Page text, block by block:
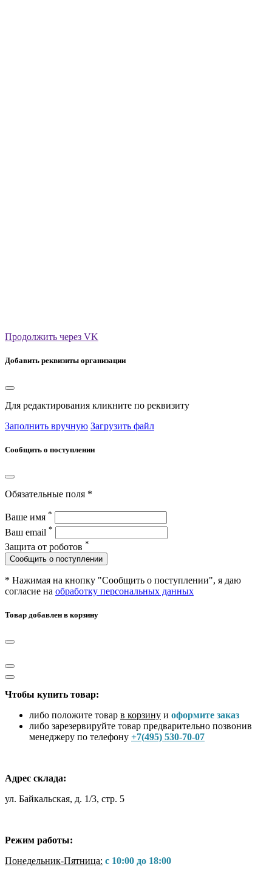
Продолжить через VK
Добавить реквизиты организации
Для редактирования кликните по реквизиту
Заполнить вручную Загрузить файл
Сообщить о поступлении
Обязательные поля *
Ваше имя *
Ваш email *
Защита от роботов *
Сообщить о поступлении
* Нажимая на кнопку "Сообщить о поступлении", я даю
согласие на обработку персональных данных
Товар добавлен в корзину
Чтобы купить товар:
либо положите товар в корзину и оформите заказ
либо зарезервируйте товар предварительно позвонив
менеджеру по телефону +7(495) 530-70-07
Адрес склада:
ул. Байкальская, д. 1/3, стр. 5
Режим работы:
Понедельник-Пятница: с 10:00 до 18:00